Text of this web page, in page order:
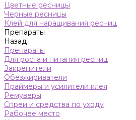
Цветные ресницы
Черные ресницы
Клей для наращивания ресниц
Препараты
Назад
Препараты
Для роста и питания ресниц
Закрепители
Обезжириватели
Праймеры и усилители клея
Ремуверы
Спреи и средства по уходу
Рабочее место